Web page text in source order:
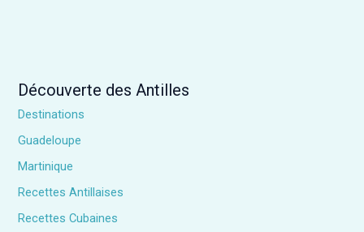
Découverte des Antilles
Destinations
Guadeloupe
Martinique
Recettes Antillaises
Recettes Cubaines